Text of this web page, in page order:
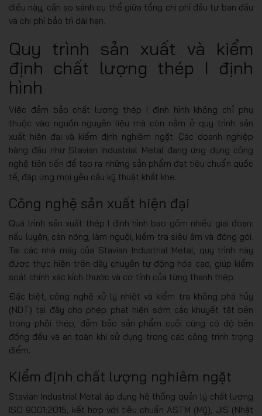
điều này, cần so sánh cụ thể giữa tổng chi phí đầu tư ban đầu
và chi phí bảo trì dài hạn.
Quy trình sản xuất và kiểm
định chất lượng thép I định
hình
Việc đảm bảo chất lượng thép I định hình không chỉ phụ
thuộc vào nguồn nguyên liệu mà còn nằm ở quy trình sản
xuất hiện đại và kiểm định nghiêm ngặt. Các doanh nghiệp
hàng đầu như Stavian Industrial Metal đang ứng dụng công
nghệ tiên tiến để tạo ra những sản phẩm đạt tiêu chuẩn quốc
tế, đáp ứng mọi yêu cầu kỹ thuật khắt khe.
Công nghệ sản xuất hiện đại
Quá trình sản xuất thép I định hình bao gồm nhiều giai đoạn:
nấu luyện, cán nóng, làm nguội, kiểm tra siêu âm và đóng gói.
Tại các nhà máy của Stavian Industrial Metal, quy trình này
được thực hiện trên dây chuyền tự động hóa cao, giúp kiểm
soát chính xác kích thước và cơ tính của từng thanh thép.
Đặc biệt, công nghệ xử lý nhiệt và kiểm tra không phá hủy
(NDT) tại đây cho phép phát hiện sớm các khuyết tật bên
trong phôi thép, đảm bảo sản phẩm cuối cùng có độ bền
đồng đều và an toàn khi sử dụng trong các công trình trọng
điểm.
Kiểm định chất lượng nghiêm ngặt
Stavian Industrial Metal áp dụng hệ thống quản lý chất lượng
ISO 9001:2015, kết hợp với tiêu chuẩn ASTM (Mỹ), JIS (Nhật